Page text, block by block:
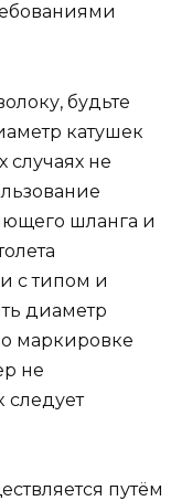
будьте
катушек
случаях не
шланга и
с типом и
диаметр
маркировке
не
следует
путём